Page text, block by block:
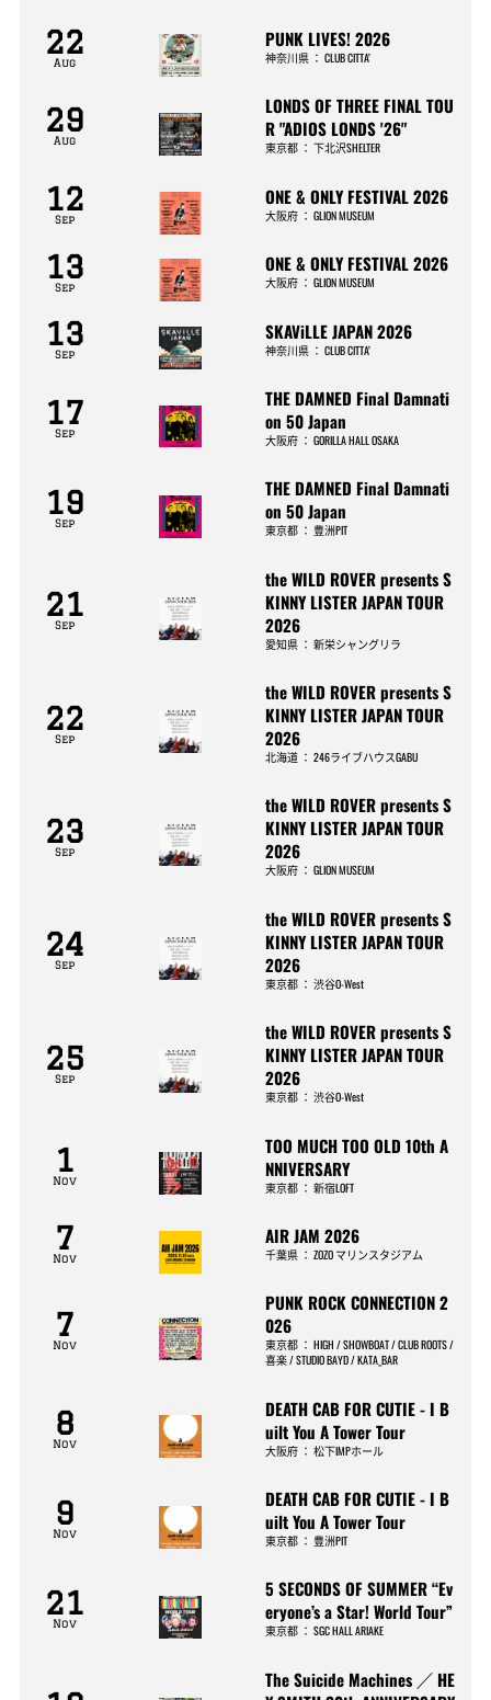
22
Aug
PUNK LIVES! 2026
神奈川県 ：CLUB CITTA’
29
Aug
LONDS OF THREE FINAL TOU
R "ADIOS LONDS '26"
東京都 ：下北沢SHELTER
12
Sep
ONE & ONLY FESTIVAL 2026
大阪府 ：GLION MUSEUM
13
Sep
ONE & ONLY FESTIVAL 2026
大阪府 ：GLION MUSEUM
13
Sep
SKAViLLE JAPAN 2026
神奈川県 ：CLUB CITTA’
17
Sep
THE DAMNED Final Damnati
on 50 Japan
大阪府 ：GORILLA HALL OSAKA
19
Sep
THE DAMNED Final Damnati
on 50 Japan
東京都 ：豊洲PIT
21
Sep
the WILD ROVER presents S
KINNY LISTER JAPAN TOUR
2026
愛知県 ：新栄シャングリラ
22
Sep
the WILD ROVER presents S
KINNY LISTER JAPAN TOUR
2026
北海道 ：246ライブハウスGABU
23
Sep
the WILD ROVER presents S
KINNY LISTER JAPAN TOUR
2026
大阪府 ：GLION MUSEUM
24
Sep
the WILD ROVER presents S
KINNY LISTER JAPAN TOUR
2026
東京都 ：渋谷O-West
25
Sep
the WILD ROVER presents S
KINNY LISTER JAPAN TOUR
2026
東京都 ：渋谷O-West
1
Nov
TOO MUCH TOO OLD 10th A
NNIVERSARY
東京都 ：新宿LOFT
7
Nov
AIR JAM 2026
千葉県 ：ZOZO マリンスタジアム
7
Nov
PUNK ROCK CONNECTION 2
026
東京都 ：HIGH / SHOWBOAT / CLUB ROOTS /
喜楽 / STUDIO BAYD / KATA_BAR
8
Nov
DEATH CAB FOR CUTIE - I B
uilt You A Tower Tour
大阪府 ：松下IMPホール
9
Nov
DEATH CAB FOR CUTIE - I B
uilt You A Tower Tour
東京都 ：豊洲PIT
21
Nov
5 SECONDS OF SUMMER “Ev
eryone’s a Star! World Tour”
東京都 ：SGC HALL ARIAKE
The Suicide Machines ／ HE